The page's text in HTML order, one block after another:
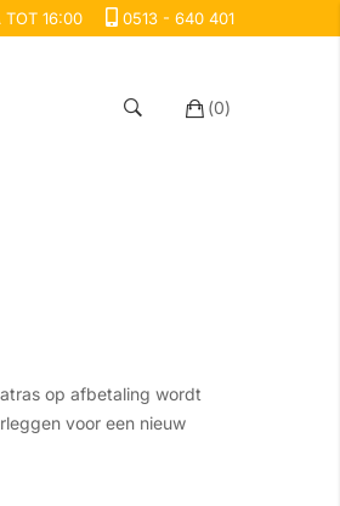
TOT 16:00 0513 - 640 401
(0)
op afbetaling wordt
voor een nieuw